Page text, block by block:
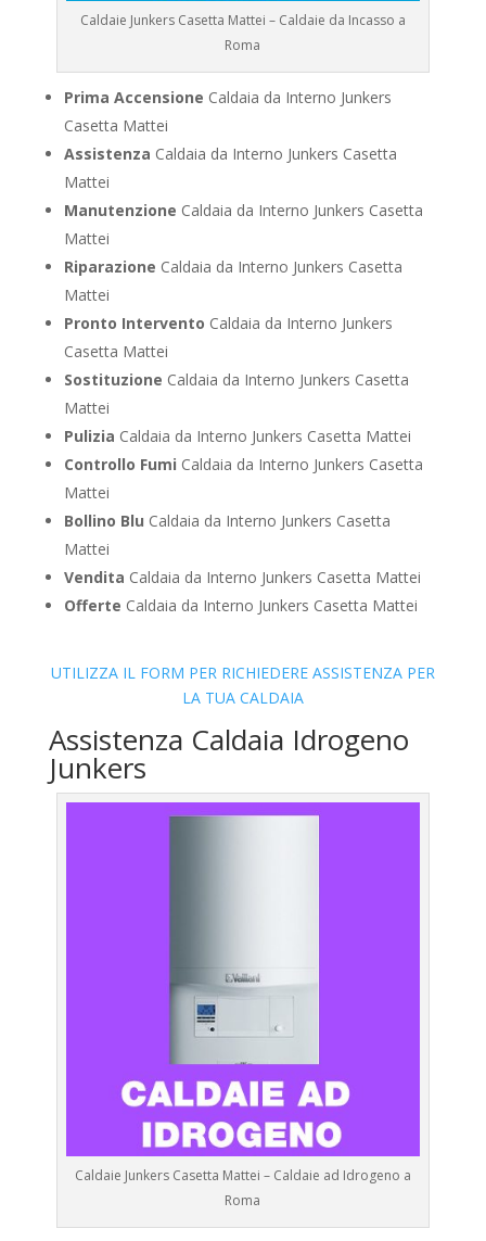
Caldaie Junkers Casetta Mattei – Caldaie da Incasso a
Roma
Prima Accensione Caldaia da Interno Junkers
Casetta Mattei
Assistenza Caldaia da Interno Junkers Casetta
Mattei
Manutenzione Caldaia da Interno Junkers Casetta
Mattei
Riparazione Caldaia da Interno Junkers Casetta
Mattei
Pronto Intervento Caldaia da Interno Junkers
Casetta Mattei
Sostituzione Caldaia da Interno Junkers Casetta
Mattei
Pulizia Caldaia da Interno Junkers Casetta Mattei
Controllo Fumi Caldaia da Interno Junkers Casetta
Mattei
Bollino Blu Caldaia da Interno Junkers Casetta
Mattei
Vendita Caldaia da Interno Junkers Casetta Mattei
Offerte Caldaia da Interno Junkers Casetta Mattei
UTILIZZA IL FORM PER RICHIEDERE ASSISTENZA PER
LA TUA CALDAIA
Assistenza Caldaia Idrogeno
Junkers
Caldaie Junkers Casetta Mattei – Caldaie ad Idrogeno a
Roma